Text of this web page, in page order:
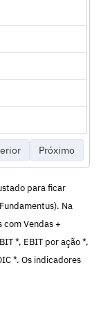
Próximo
para ficar
Na
com Vendas +
*, EBIT por ação *,
*. Os indicadores